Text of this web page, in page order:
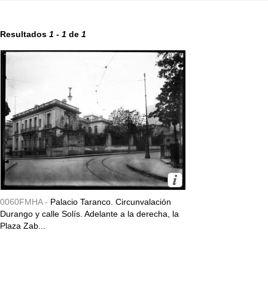
Resultados 1 - 1 de 1
0060FMHA - Palacio Taranco. Circunvalación
Durango y calle Solís. Adelante a la derecha, la
Plaza Zab...